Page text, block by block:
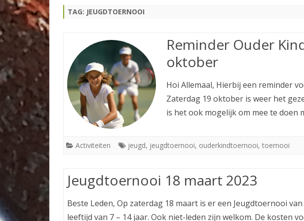
TAG: JEUGDTOERNOOI
Reminder Ouder
oktober
Hoi Allemaal, Hierbij een reminder
Zaterdag 19 oktober is weer het
is het ook mogelijk om mee te doen
Activiteiten jeugd, jeugdtoernooi, ouderkindtoernooi, toernooi
Jeugdtoernooi 18 maart 2023
Beste Leden, Op zaterdag 18 maart is er een Jeugdtoernooi
leeftijd van 7 – 14 jaar. Ook niet-leden zijn welkom. De kosten